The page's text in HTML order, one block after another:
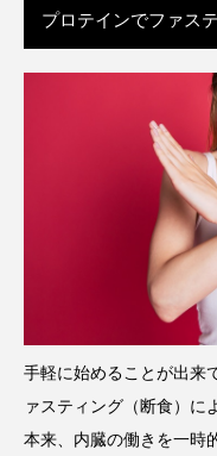
プロテインでファス
手軽に始めることが出来
ァスティング（断食）に
本来、内臓の働きを一時